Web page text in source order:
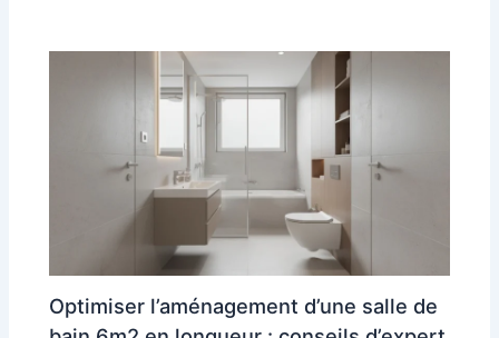
Optimiser l’aménagement d’une salle de